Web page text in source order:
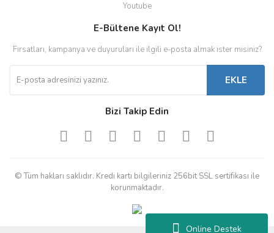
Online Destek
Youtube
E-Bültene Kayıt Ol!
Fırsatları, kampanya ve duyuruları ile ilgili e-posta almak ister misiniz?
EKLE
Bizi Takip Edin
© Tüm hakları saklıdır. Kredi kartı bilgileriniz 256bit SSL sertifikası ile
korunmaktadır.